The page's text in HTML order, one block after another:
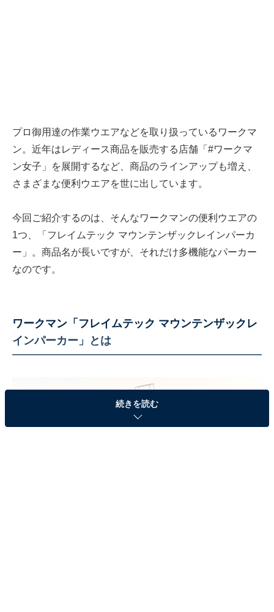
プロ御用達の作業ウエアなどを取り扱っているワークマ
ン。近年はレディース商品を販売する店舗「#ワークマ
ン女子」を展開するなど、商品のラインアップも増え、
さまざまな便利ウエアを世に出しています。
今回ご紹介するのは、そんなワークマンの便利ウエアの
1つ、「フレイムテック マウンテンザックレインパーカ
ー」。商品名が長いですが、それだけ多機能なパーカー
なのです。
ワークマン「フレイムテック マウンテンザックレ
インパーカー」とは
続きを読む